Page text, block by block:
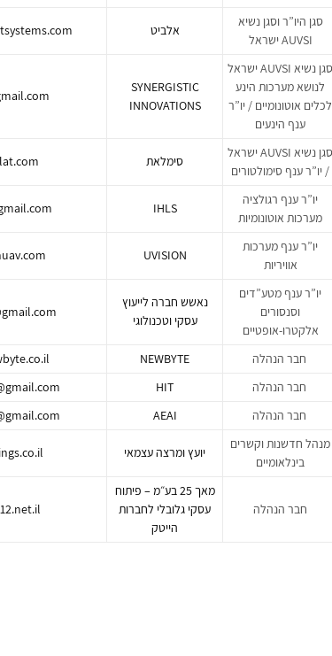
סגן היו”ר וסגן נשיא
AUVSI ישראל
אלביט
סגן נשיא AUVSI ישראל
לנושא מערכות הינע
לכלים אוטונומיים / יו”ר
ענף הינעים
SYNERGISTIC
INNOVATIONS
סגן נשיא AUVSI ישראל
/ יו”ר ענף סימולטורים
סימלאת
יו”ר ענף רגולציה
מערכות אוטונומיות
IHLS
יו”ר ענף מערכות
אוויריות
UVISION
יו”ר ענף מטע”דים
וסנסורים
אלקטרו-אופטיים
נאשש חברה לייעוץ
עסקי וטכנולוגי
חבר הנהלה NEWBYTE
חבר הנהלה HIT
חבר הנהלה AEAI
מנהל חדשנות וקשרים
בינלאומיים
יועץ ומרצה עצמאי
חבר הנהלה
מאך 25 בע״מ – פיתוח
עסקי גלובלי לחברות
הייטק